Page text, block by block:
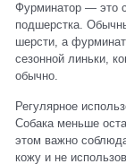
Фурминатор — это
подшерстка.
шерсти, а
сезонной линьки,
обычно.
Регулярное
Собака меньше
этом важно
кожу и не